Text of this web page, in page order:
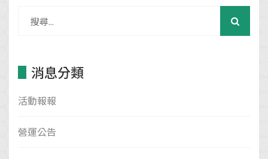
消息分類
活動報報
營運公告